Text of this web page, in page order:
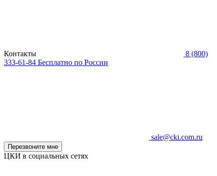
Контакты
8 (800)
333-61-84 Бесплатно по России
sale@cki.com.ru
Перезвоните мне
ЦКИ в социальных сетях